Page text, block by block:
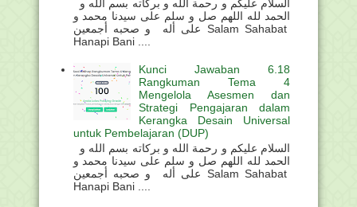
الحمد لله اللهم صل و سلم على سيدنا محمد و
على أله و صحبه أجمعين Salam Sahabat
Hanapi Bani ....
Kunci Jawaban 6.18
Rangkuman Tema 4
Mengelola Asesmen dan
Strategi Pengajaran dalam
Kerangka Desain Universal
untuk Pembelajaran (DUP)
الحمد لله اللهم صل و سلم على سيدنا محمد و
على أله و صحبه أجمعين Salam Sahabat
Hanapi Bani ....